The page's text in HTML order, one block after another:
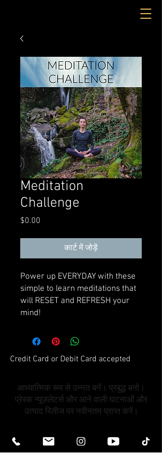
Meditation
Challenge
$0.00
कार्ट में जोड़ें
Power up EVERYDAY with these
simple to learn meditations that
will RESET and REFRESH your
mind!
Credit Card or Debit Card accepted
आध्यात्मिक रूप से उन्नत बनें। प्रबुद्ध बनो।
प्रेरक न्यूज़लेटर्स और आने वाली घटनाओं और
उत्पाद रिलीज पर नवीनतम प्राप्त करें।
ईमेल